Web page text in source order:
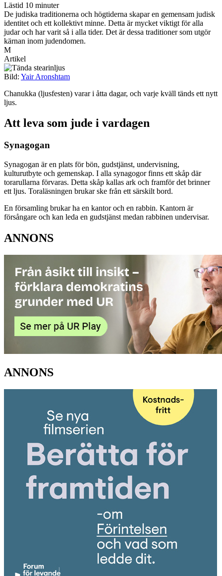
Lästid 10 minuter
De judiska traditionerna och högtiderna skapar en gemensam judisk
identitet och ett kollektivt minne. Detta är mycket viktigt för alla
judar och har varit så i alla tider. Det är dessa traditioner som utgör
kärnan inom judendomen.
M
Artikel
Bild: Yair Aronshtam
Chanukka (ljusfesten) varar i åtta dagar, och varje kväll tänds ett nytt
ljus.
Att leva som jude i vardagen
Synagogan
Synagogan är en plats för bön, gudstjänst, undervisning,
kulturutbyte och gemenskap. I alla synagogor finns ett skåp där
torarullarna förvaras. Detta skåp kallas ark och framför det brinner
ett ljus. Toraläsningen brukar ske från ett särskilt bord.
En församling brukar ha en kantor och en rabbin. Kantorn är
försångare och kan leda en gudstjänst medan rabbinen undervisar.
ANNONS
ANNONS